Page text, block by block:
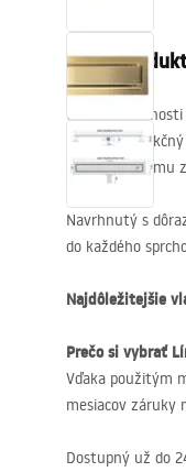
Popis
Otvorte možnosti
štýlový a
vďaka krásnemu
Navrhnutý s
do každého
Najdôležitejšie
Prečo si vybrať
Vďaka použitým
mesiacov záruky
Dostupný už do